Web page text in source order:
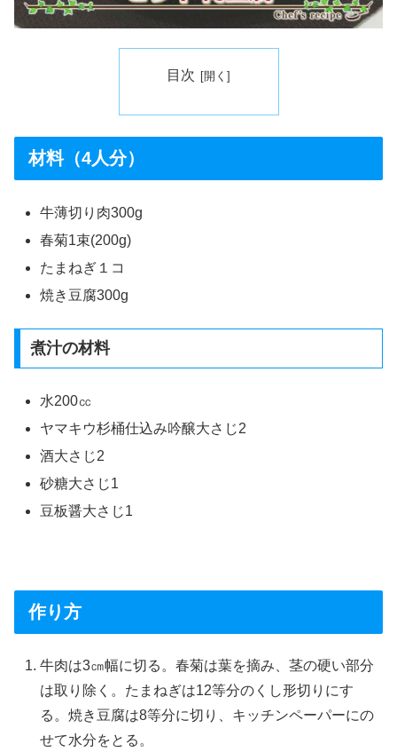
目次
材料（4人分）
牛薄切り肉300g
春菊1束(200g)
たまねぎ１コ
焼き豆腐300g
煮汁の材料
水200㏄
ヤマキウ杉桶仕込み吟醸大さじ2
酒大さじ2
砂糖大さじ1
豆板醤大さじ1
作り方
牛肉は3㎝幅に切る。春菊は葉を摘み、茎の硬い部分
は取り除く。たまねぎは12等分のくし形切りにす
る。焼き豆腐は8等分に切り、キッチンペーパーにの
せて水分をとる。